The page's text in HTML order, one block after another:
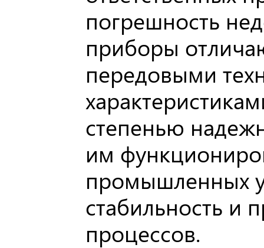
погрешность
приборы
передовыми
степенью
им
промышленных
стабильность и
процессов.